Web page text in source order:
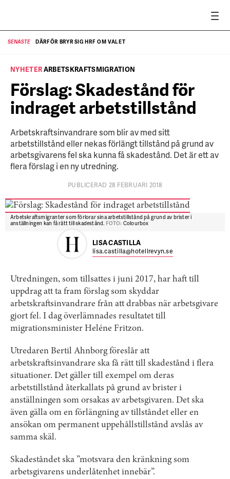
SENASTE DÄRFÖR BRYR SIG HRF OM VALET
NYHETERARBETSKRAFTSMIGRATION
Förslag: Skadestånd för
indraget arbetstillstånd
Arbetskraftsinvandrare som blir av med sitt
arbetstillstånd eller nekas förlängt tillstånd på grund av
arbetsgivarens fel ska kunna få skadestånd. Det är ett av
flera förslag i en ny utredning.
PUBLICERAD 28 FEBRUARI 2018
Arbetskraftsmigranter som förlorar sina arbetstillstånd på grund av brister i
anställningen kan få rätt till skadestånd. FOTO: Colourbox
LISA CASTILLA
lisa.castilla@hotellrevyn.se
Utredningen, som tillsattes i juni 2017, har haft till
uppdrag att ta fram förslag som skyddar
arbetskraftsinvandrare från att drabbas när arbetsgivare
gjort fel. I dag överlämnades resultatet till
migrationsminister Heléne Fritzon.
Utredaren Bertil Ahnborg föreslår att
arbetskraftsinvandrare ska få rätt till skadestånd i flera
situationer. Det gäller till exempel om deras
arbetstillstånd återkallats på grund av brister i
anställningen som orsakas av arbetsgivaren. Det ska
även gälla om en förlängning av tillståndet eller en
ansökan om permanent uppehållstillstånd avslås av
samma skäl.
Skadeståndet ska ”motsvara den kränkning som
arbetsgivarens underlåtenhet innebär”.